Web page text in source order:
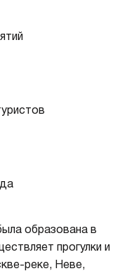
образована в
прогулки и
реке, Неве,